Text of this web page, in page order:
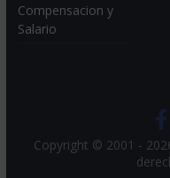
Compensacion y
Salario
Copyright © 2001 -